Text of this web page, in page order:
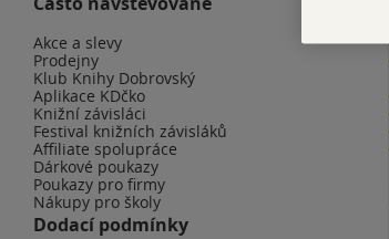
Akce a slevy
Prodejny
Klub Knihy Dobrovský
Aplikace KDčko
Knižní závisláci
Festival knižních závisláků
Affiliate spolupráce
Dárkové poukazy
Poukazy pro firmy
Nákupy pro školy
Dodací podmínky